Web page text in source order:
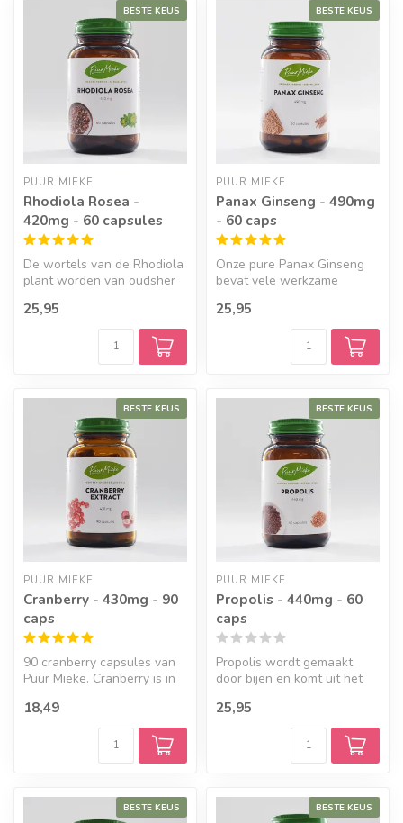
BESTE KEUS
PUUR MIEKE
Rhodiola Rosea -
420mg - 60 capsules
De wortels van de Rhodiola
plant worden van oudsher
25,95
BESTE KEUS
PUUR MIEKE
Panax Ginseng - 490mg
- 60 caps
Onze pure Panax Ginseng
bevat vele werkzame
dan ook...
25,95
BESTE KEUS
PUUR MIEKE
Cranberry - 430mg - 90
caps
90 cranberry capsules van
Puur Mieke. Cranberry is in
a...
18,49
BESTE KEUS
PUUR MIEKE
Propolis - 440mg - 60
caps
Propolis wordt gemaakt
door bijen en komt uit het
bomen of ...
25,95
BESTE KEUS BESTE KEUS